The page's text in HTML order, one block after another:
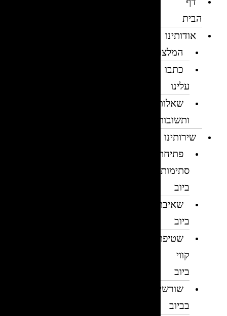
הבית
אודותינו
המלצות
כתבו
עלינו
שאלות
ותשובות
שירותינו
פתיחת
סתימות
ביוב
שאיבת
ביוב
שטיפת
קווי
ביוב
שורשים
בביוב